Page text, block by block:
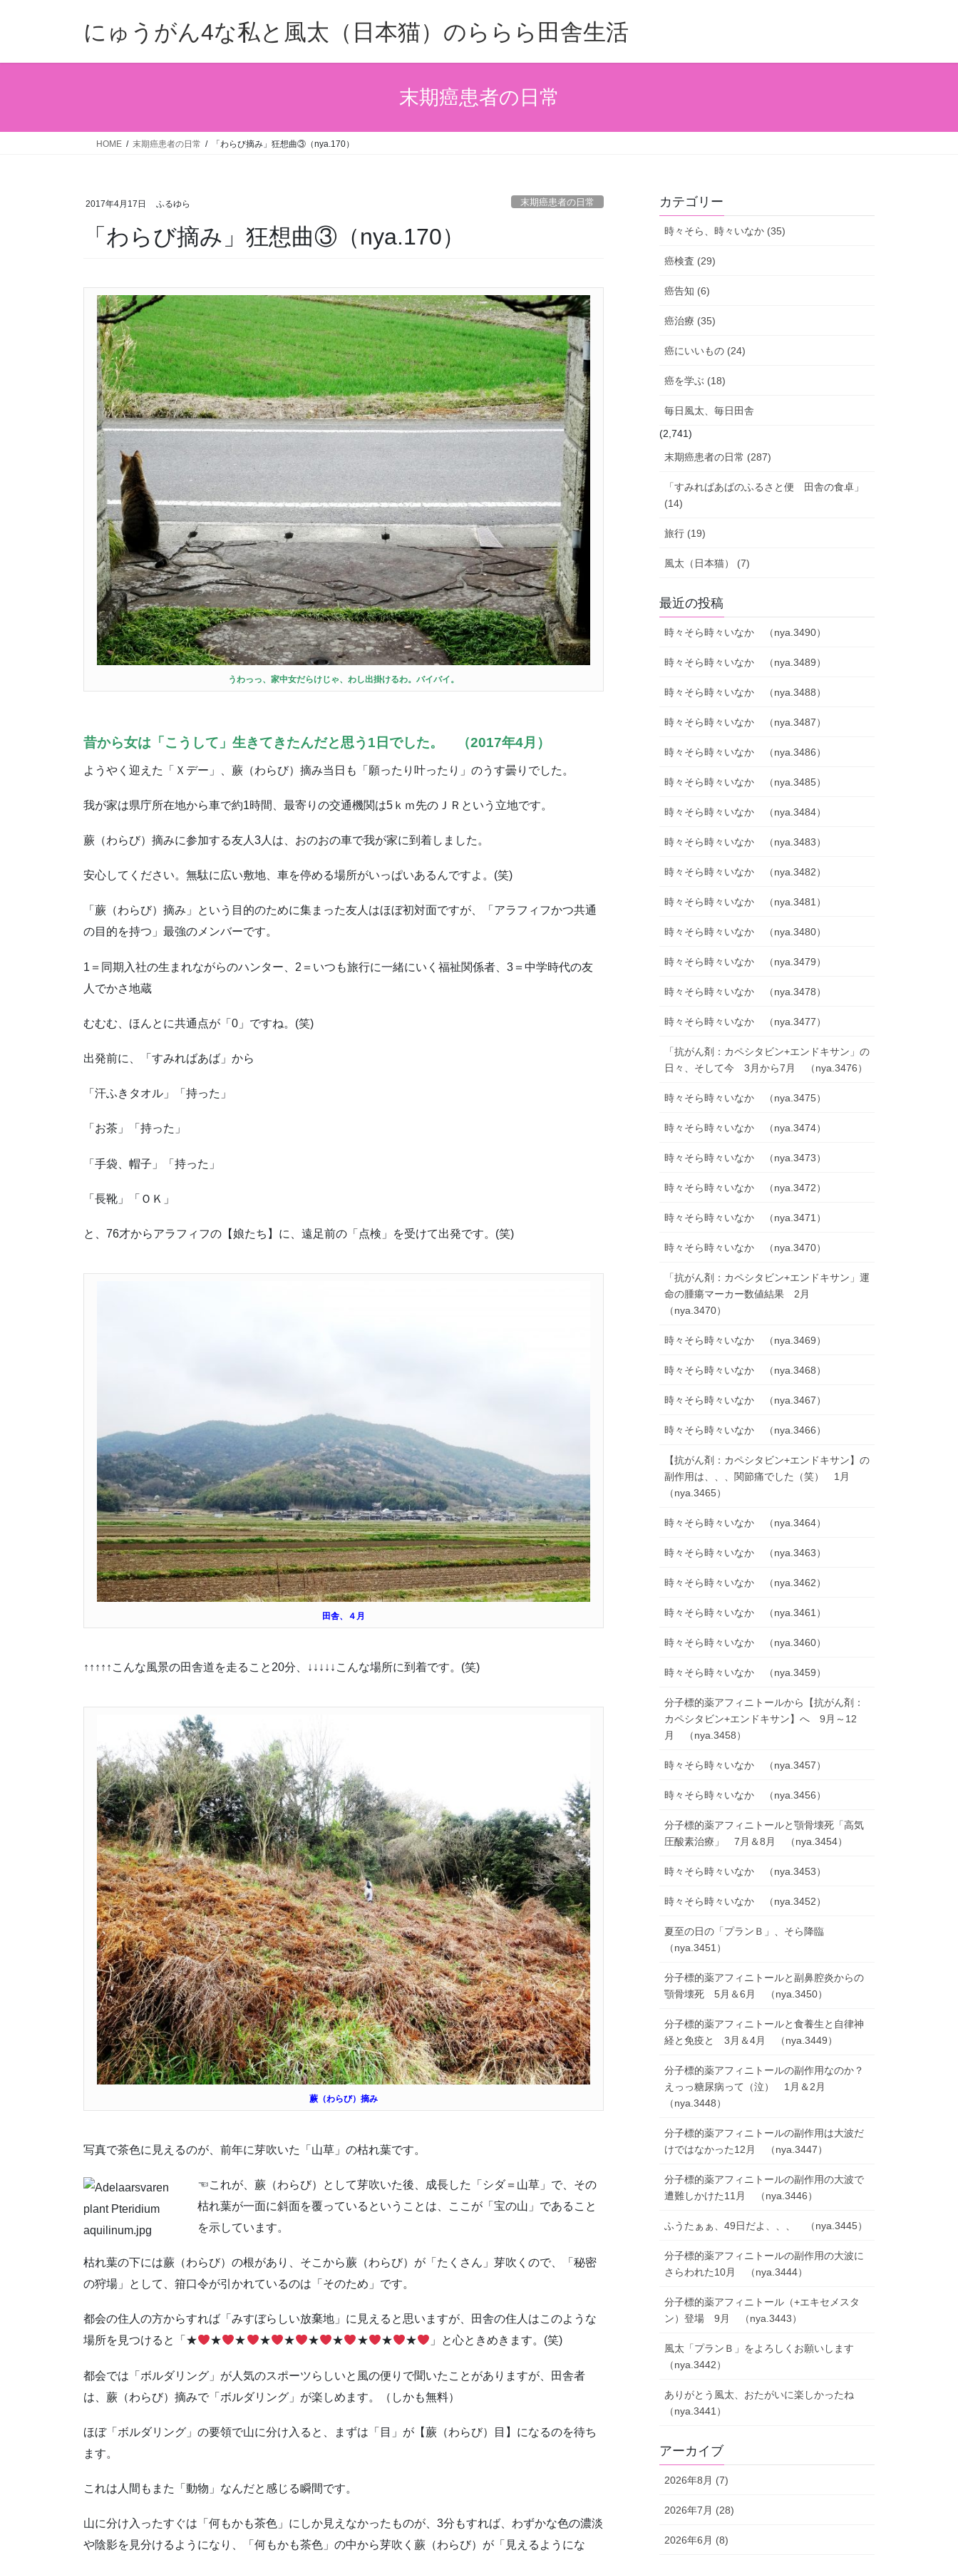
にゅうがん4な私と風太（日本猫）のららら田舎生活
末期癌患者の日常
HOME 末期癌患者の日常 「わらび摘み」狂想曲③（nya.170）
2017年4月17日 ふるゆら 末期癌患者の日常
「わらび摘み」狂想曲③（nya.170）
うわっっ、家中女だらけじゃ、わし出掛けるわ。バイバイ。
昔から女は「こうして」生きてきたんだと思う1日でした。 （2017年4月）
ようやく迎えた「Ｘデー」、蕨（わらび）摘み当日も「願ったり叶ったり」のうす曇りでした。
我が家は県庁所在地から車で約1時間、最寄りの交通機関は5ｋｍ先のＪＲという立地です。
蕨（わらび）摘みに参加する友人3人は、おのおの車で我が家に到着しました。
安心してください。無駄に広い敷地、車を停める場所がいっぱいあるんですよ。(笑)
「蕨（わらび）摘み」という目的のために集まった友人はほぼ初対面ですが、「アラフィフかつ共通
の目的を持つ」最強のメンバーです。
1＝同期入社の生まれながらのハンター、2＝いつも旅行に一緒にいく福祉関係者、3＝中学時代の友
人でかさ地蔵
むむむ、ほんとに共通点が「0」ですね。(笑)
出発前に、「すみればあば」から
「汗ふきタオル」「持った」
「お茶」「持った」
「手袋、帽子」「持った」
「長靴」「ＯＫ」
と、76才からアラフィフの【娘たち】に、遠足前の「点検」を受けて出発です。(笑)
田舎、４月
↑↑↑↑↑こんな風景の田舎道を走ること20分、↓↓↓↓↓こんな場所に到着です。(笑)
蕨（わらび）摘み
写真で茶色に見えるのが、前年に芽吹いた「山草」の枯れ葉です。
☜これが、蕨（わらび）として芽吹いた後、成長した「シダ＝山草」で、その
枯れ葉が一面に斜面を覆っているということは、ここが「宝の山」であること
を示しています。
枯れ葉の下には蕨（わらび）の根があり、そこから蕨（わらび）が「たくさん」芽吹くので、「秘密
の狩場」として、箝口令が引かれているのは「そのため」です。
都会の住人の方からすれば「みすぼらしい放棄地」に見えると思いますが、田舎の住人はこのような
場所を見つけると「★
★ ★ ★ ★ ★ ★ ★ ★ ★ 」と心ときめきます。(笑)
都会では「ボルダリング」が人気のスポーツらしいと風の便りで聞いたことがありますが、田舎者
は、蕨（わらび）摘みで「ボルダリング」が楽しめます。（しかも無料）
ほぼ「ボルダリング」の要領で山に分け入ると、まずは「目」が【蕨（わらび）目】になるのを待ち
ます。
これは人間もまた「動物」なんだと感じる瞬間です。
山に分け入ったすぐは「何もかも茶色」にしか見えなかったものが、3分もすれば、わずかな色の濃淡
や陰影を見分けるようになり、「何もかも茶色」の中から芽吹く蕨（わらび）が「見えるようにな
カテゴリー
時々そら、時々いなか (35)
癌検査 (29)
癌告知 (6)
癌治療 (35)
癌にいいもの (24)
癌を学ぶ (18)
毎日風太、毎日田舎
(2,741)
末期癌患者の日常 (287)
「すみればあばのふるさと便 田舎の食卓」
(14)
旅行 (19)
風太（日本猫） (7)
最近の投稿
時々そら時々いなか （nya.3490）
時々そら時々いなか （nya.3489）
時々そら時々いなか （nya.3488）
時々そら時々いなか （nya.3487）
時々そら時々いなか （nya.3486）
時々そら時々いなか （nya.3485）
時々そら時々いなか （nya.3484）
時々そら時々いなか （nya.3483）
時々そら時々いなか （nya.3482）
時々そら時々いなか （nya.3481）
時々そら時々いなか （nya.3480）
時々そら時々いなか （nya.3479）
時々そら時々いなか （nya.3478）
時々そら時々いなか （nya.3477）
「抗がん剤：カペシタビン+エンドキサン」の
日々、そして今 3月から7月 （nya.3476）
時々そら時々いなか （nya.3475）
時々そら時々いなか （nya.3474）
時々そら時々いなか （nya.3473）
時々そら時々いなか （nya.3472）
時々そら時々いなか （nya.3471）
時々そら時々いなか （nya.3470）
「抗がん剤：カペシタビン+エンドキサン」運
命の腫瘍マーカー数値結果 2月
（nya.3470）
時々そら時々いなか （nya.3469）
時々そら時々いなか （nya.3468）
時々そら時々いなか （nya.3467）
時々そら時々いなか （nya.3466）
【抗がん剤：カペシタビン+エンドキサン】の
副作用は、、、関節痛でした（笑） 1月
（nya.3465）
時々そら時々いなか （nya.3464）
時々そら時々いなか （nya.3463）
時々そら時々いなか （nya.3462）
時々そら時々いなか （nya.3461）
時々そら時々いなか （nya.3460）
時々そら時々いなか （nya.3459）
分子標的薬アフィニトールから【抗がん剤：
カペシタビン+エンドキサン】へ 9月～12
月 （nya.3458）
時々そら時々いなか （nya.3457）
時々そら時々いなか （nya.3456）
分子標的薬アフィニトールと顎骨壊死「高気
圧酸素治療」 7月＆8月 （nya.3454）
時々そら時々いなか （nya.3453）
時々そら時々いなか （nya.3452）
夏至の日の「プランＢ」、そら降臨
（nya.3451）
分子標的薬アフィニトールと副鼻腔炎からの
顎骨壊死 5月＆6月 （nya.3450）
分子標的薬アフィニトールと食養生と自律神
経と免疫と 3月＆4月 （nya.3449）
分子標的薬アフィニトールの副作用なのか？
えっっ糖尿病って（泣） 1月＆2月
（nya.3448）
分子標的薬アフィニトールの副作用は大波だ
けではなかった12月 （nya.3447）
分子標的薬アフィニトールの副作用の大波で
遭難しかけた11月 （nya.3446）
ふうたぁぁ、49日だよ、、、 （nya.3445）
分子標的薬アフィニトールの副作用の大波に
さらわれた10月 （nya.3444）
分子標的薬アフィニトール（+エキセメスタ
ン）登場 9月 （nya.3443）
風太「プランＢ」をよろしくお願いします
（nya.3442）
ありがとう風太、おたがいに楽しかったね
（nya.3441）
アーカイブ
2026年8月 (7)
2026年7月 (28)
2026年6月 (8)